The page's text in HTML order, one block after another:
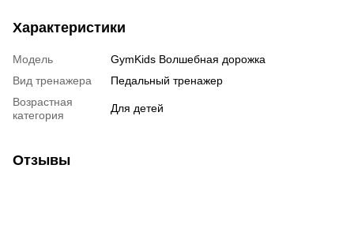
Характеристики
Модель
GymKids Волшебная дорожка
Вид тренажера
Педальный тренажер
Возрастная
категория
Для детей
Отзывы